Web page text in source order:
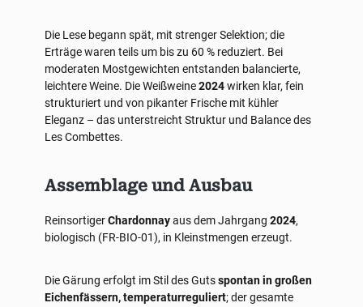
Die Lese begann spät, mit strenger Selektion; die
Erträge waren teils um bis zu 60 % reduziert. Bei
moderaten Mostgewichten entstanden balancierte,
leichtere Weine. Die Weißweine2024wirken klar, fein
strukturiert und von pikanter Frische mit kühler
Eleganz – das unterstreicht Struktur und Balance des
Les Combettes.
Assemblage und Ausbau
ReinsortigerChardonnayaus dem Jahrgang 2024,
biologisch (FR-BIO-01), in Kleinstmengen erzeugt.
Die Gärung erfolgt im Stil des Gutsspontan in großen
Eichenfässern, temperaturreguliert; der gesamte